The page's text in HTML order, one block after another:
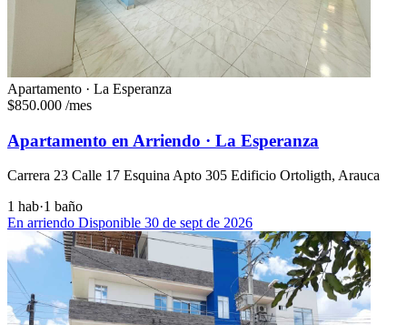
Apartamento · La Esperanza
$850.000 /mes
Apartamento en Arriendo · La Esperanza
Carrera 23 Calle 17 Esquina Apto 305 Edificio Ortoligth, Arauca
1 hab·1 baño
En arriendo Disponible 30 de sept de 2026